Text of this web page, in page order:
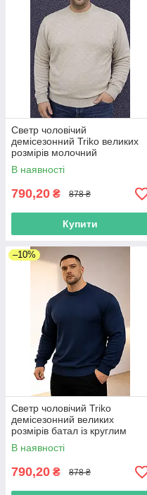
Светр чоловічий
демісезонний Triko великих
розмірів молочний
В наявності
790,20 ₴ 878 ₴
Купити
–10%
Светр чоловічий Triko
демісезонний великих
розмірів батал із круглим
коміром синій
В наявності
790,20 ₴ 878 ₴